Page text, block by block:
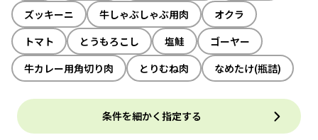
ズッキーニ
牛しゃぶしゃぶ用肉
オクラ
トマト
とうもろこし 塩鮭
ゴーヤー
牛カレー用角切り肉
とりむね肉 なめたけ(瓶詰)
条件を細かく指定する